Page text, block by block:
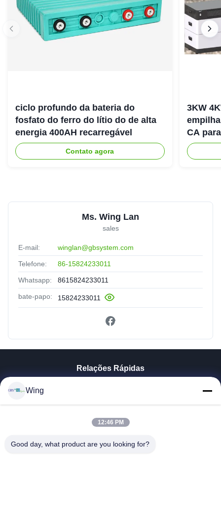
ciclo profundo da bateria do
fosfato do ferro do lítio do de alta
energia 400AH recarregável
Contato agora
3KW
CA
Ms. Wing Lan
sales
E-mail: winglan@gbsystem.com
Telefone: 86-15824233011
Whatsapp: 8615824233011
bate-papo: 15824233011
Relações Rápidas
Espetáculo VR
Visita À Fábrica
Wing
12:46 PM
Good day, what product are you looking for?